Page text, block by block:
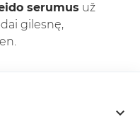
serumus už
gilesnę,
